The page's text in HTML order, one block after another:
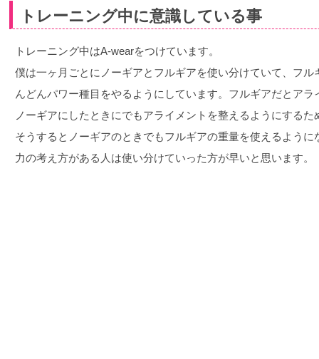
トレーニング中に意識している事
トレーニング中はA-wearをつけています。
僕は一ヶ月ごとにノーギアとフルギアを使い分けていて、フ
んどんパワー種目をやるようにしています。フルギアだとア
ノーギアにしたときにでもアライメントを整えるようにする
そうするとノーギアのときでもフルギアの重量を使えるよう
力の考え方がある人は使い分けていった方が早いと思います。